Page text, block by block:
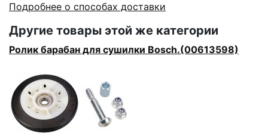
Подробнее о способах доставки
Другие товары этой же категории
Ролик барабан для сушилки Bosch.(00613598)